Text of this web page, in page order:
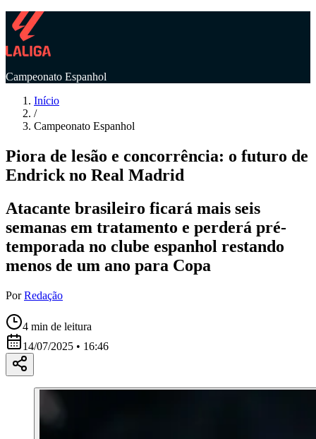
Campeonato Espanhol
Início
/
Campeonato Espanhol
Piora de lesão e concorrência: o futuro de
Endrick no Real Madrid
Atacante brasileiro ficará mais seis
semanas em tratamento e perderá pré-
temporada no clube espanhol restando
menos de um ano para Copa
Por Redação
4 min de leitura
14/07/2025 • 16:46